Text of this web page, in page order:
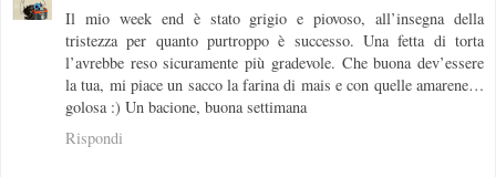
Il mio week end è stato grigio e piovoso, all’insegna della
tristezza per quanto purtroppo è successo. Una fetta di torta
l’avrebbe reso sicuramente più gradevole. Che buona dev’essere
la tua, mi piace un sacco la farina di mais e con quelle amarene…
golosa :) Un bacione, buona settimana
Rispondi